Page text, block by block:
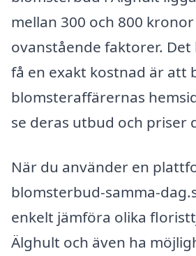
mellan 300 och 800
ovanstående faktorer.
få en exakt kostnad är att
blomsteraffärernas
se deras utbud och priser
När du använder en
blomsterbud-samma-
enkelt jämföra olika
Älghult och även ha